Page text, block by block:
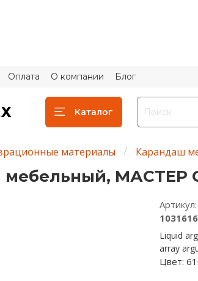
Оплата О компании Блог
Каталог
материалы Карандаш
МАСТЕР
Артикул:
1031616
Liquid
array
Цвет: